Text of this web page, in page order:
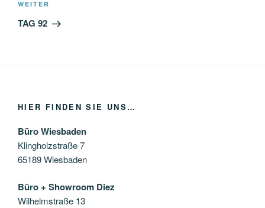
Nächster
Beitrag
WEITER
TAG 92
HIER FINDEN SIE UNS…
Büro Wiesbaden
Klingholzstraße 7
65189 Wiesbaden
Büro + Showroom Diez
Wilhelmstraße 13